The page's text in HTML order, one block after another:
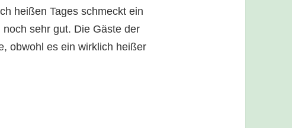
heißen Tages schmeckt ein
sehr gut. Die Gäste der
obwohl es ein wirklich heißer